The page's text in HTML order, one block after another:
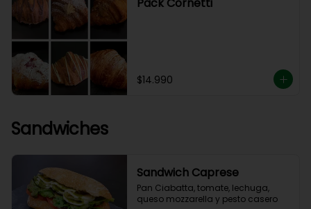
$14.990
Sandwiches
Sandwich Caprese
Pan Ciabatta, tomate, lechuga,
queso mozzarella y pesto casero